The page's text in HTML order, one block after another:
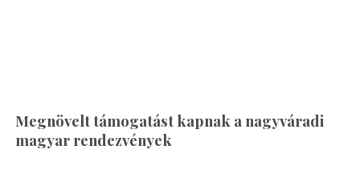
Megnövelt támogatást kapnak a nagyváradi
magyar rendezvények